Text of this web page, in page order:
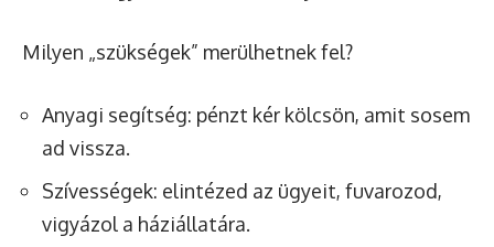
Milyen „szükségek” merülhetnek fel?
Anyagi segítség: pénzt kér kölcsön, amit sosem
ad vissza.
Szívességek: elintézed az ügyeit, fuvarozod,
vigyázol a háziállatára.